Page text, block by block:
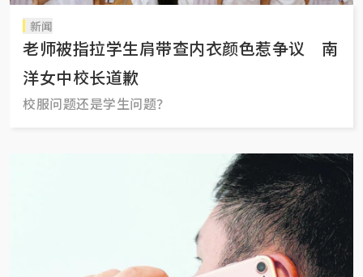
新闻
老师被指拉学生肩带查内衣颜色惹争议 南
洋女中校长道歉
校服问题还是学生问题？